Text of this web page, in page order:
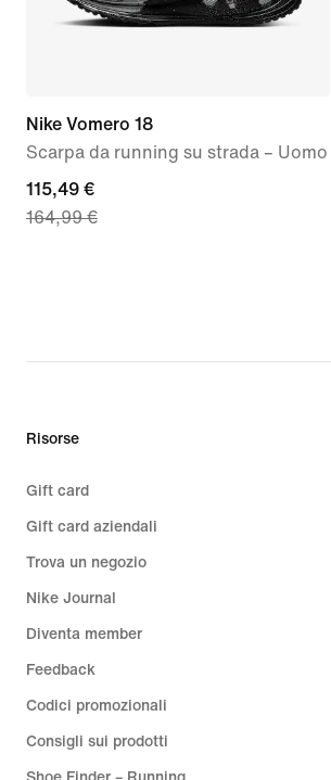
Nike Vomero 18
Scarpa da running su strada – Uomo
current
price
115,49 €
164,99 €
Risorse
Gift card
Gift card aziendali
Trova un negozio
Nike Journal
Diventa member
Feedback
Codici promozionali
Consigli sui prodotti